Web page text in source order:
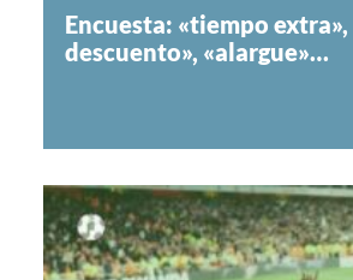
Encuesta: «tiempo
descuento», «alargue»…